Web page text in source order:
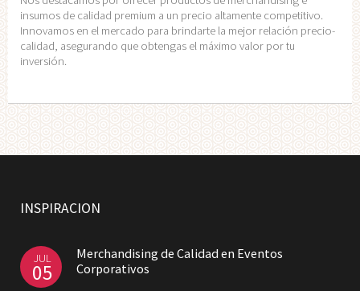
insumos de calidad premium a un precio altamente competitivo.
Innovamos en el mercado para brindarte la mejor relación precio-
calidad, asegurando que obtengas el máximo valor por tu
inversión.
INSPIRACION
JUL
05
Merchandising de Calidad en Eventos
Corporativos